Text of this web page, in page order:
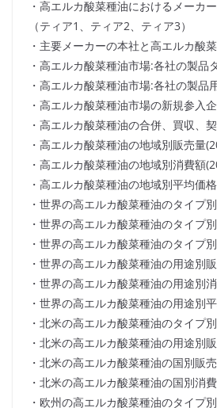
・高エルカ酸菜種油におけるメーカ
（ティア1、ティア2、ティア3）
・主要メーカーの本社と高エルカ酸
・高エルカ酸菜種油市場:各社の製品
・高エルカ酸菜種油市場:各社の製品
・高エルカ酸菜種油市場の新規参入
・高エルカ酸菜種油の合併、買収、
・高エルカ酸菜種油の地域別販売量
・高エルカ酸菜種油の地域別消費額
・高エルカ酸菜種油の地域別平均価
・世界の高エルカ酸菜種油のタイプ
・世界の高エルカ酸菜種油のタイプ
・世界の高エルカ酸菜種油のタイプ
・世界の高エルカ酸菜種油の用途別
・世界の高エルカ酸菜種油の用途別
・世界の高エルカ酸菜種油の用途別
・北米の高エルカ酸菜種油のタイプ
・北米の高エルカ酸菜種油の用途別
・北米の高エルカ酸菜種油の国別販
・北米の高エルカ酸菜種油の国別消
・欧州の高エルカ酸菜種油のタイプ